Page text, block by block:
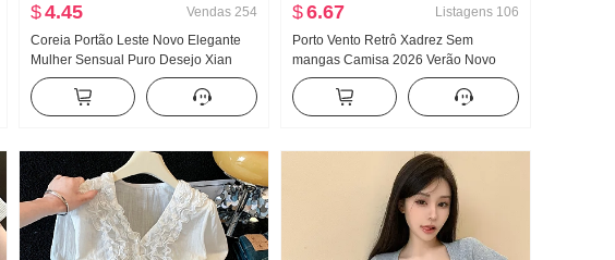
$4.45 Vendas 254
Coreia Portão Leste Novo Elegante
Mulher Sensual Puro Desejo Xian
Corpo Lado Departamento Fivela
Manga curta Malha Camiseta Top
$6.67 Listagens 106
Porto Vento Retrô Xadrez Sem
mangas Camisa 2026 Verão Novo
Francês Gola V Sem mangas Colete
Cintura ajustada Efeito emagrecedor
Regata